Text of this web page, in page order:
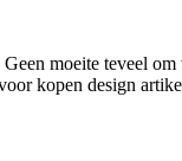
moeite teveel
kopen design